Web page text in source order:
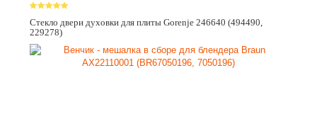
Стекло двери духовки для плиты Gorenje 246640 (494490,
229278)